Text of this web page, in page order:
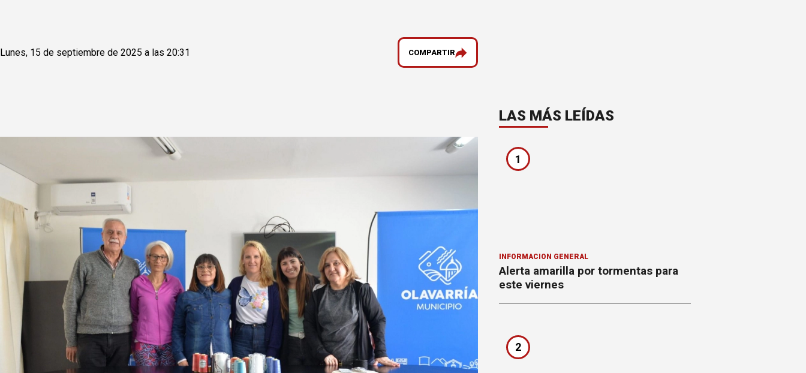
Lunes, 15 de septiembre de 2025 a las 20:31 COMPARTIR
LAS MÁS LEÍDAS
1
INFORMACION GENERAL
Alerta amarilla por tormentas para
este viernes
2